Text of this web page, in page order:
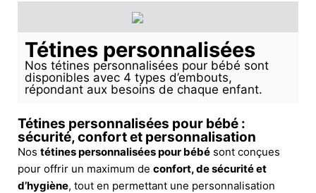
Tétines personnalisées
Nos tétines personnalisées pour bébé sont
disponibles avec 4 types d’embouts,
répondant aux besoins de chaque enfant.
Tétines personnalisées pour bébé :
sécurité, confort et personnalisation
Nos tétines personnalisées pour bébé sont conçues
pour offrir un maximum de confort, de sécurité et
d’hygiène, tout en permettant une personnalisation